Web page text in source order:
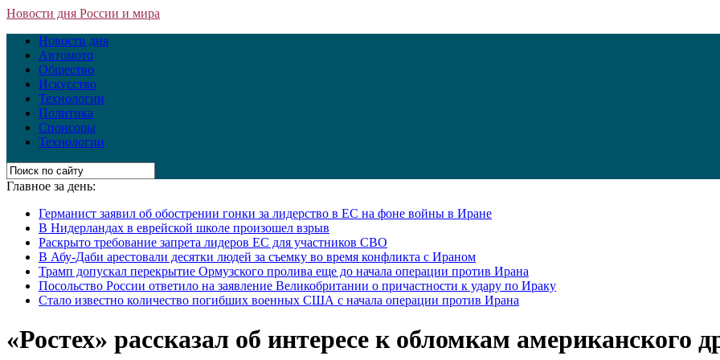
Новости дня России и мира
Новости дня
Автомото
Общество
Искусство
Технологии
Политика
Спонсоры
Технологии
Главное за день:
Германист заявил об обострении гонки за лидерство в ЕС на фоне войны в Иране
В Нидерландах в еврейской школе произошел взрыв
Раскрыто требование запрета лидеров ЕС для участников СВО
В Абу-Даби арестовали десятки людей за съемку во время конфликта с Ираном
Трамп допускал перекрытие Ормузского пролива еще до начала операции против Ирана
Посольство России ответило на заявление Великобритании о причастности к удару по Ираку
Стало известно количество погибших военных США с начала операции против Ирана
«Ростех» рассказал об интересе к обломкам американского